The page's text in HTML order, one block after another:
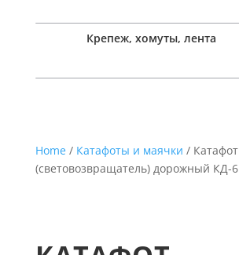
Крепеж, хомуты, лента
Home/ Катафоты и маячки / Катафот
(световозвращатель) дорожный КД-6